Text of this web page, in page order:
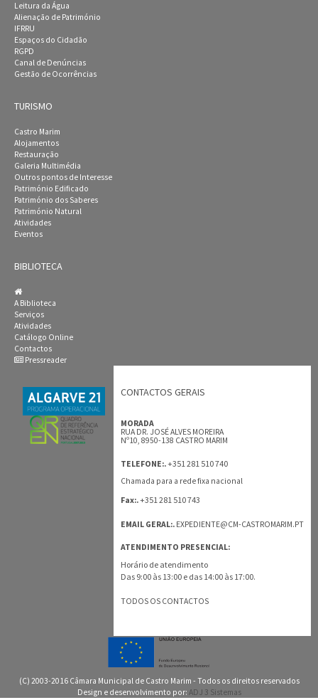
Leitura da Água
Alienação de Património
IFRRU
Espaços do Cidadão
RGPD
Canal de Denúncias
Gestão de Ocorrências
TURISMO
Castro Marim
Alojamentos
Restauração
Galeria Multimédia
Outros pontos de Interesse
Património Edificado
Património dos Saberes
Património Natural
Atividades
Eventos
BIBLIOTECA
A Biblioteca
Serviços
Atividades
Catálogo Online
Contactos
Pressreader
CONTACTOS GERAIS
MORADA
RUA DR. JOSÉ ALVES MOREIRA
Nº10, 8950-138 CASTRO MARIM
TELEFONE:.+351 281 510 740
Chamada para a rede fixa nacional
Fax:.+351 281 510 743
EMAIL GERAL:. EXPEDIENTE@CM-CASTROMARIM.PT
ATENDIMENTO PRESENCIAL:
Horário de atendimento
Das 9:00 às 13:00 e das 14:00 às 17:00.
TODOS OS CONTACTOS
(C) 2003-2016 Câmara Municipal de Castro Marim - Todos os direitos reservados
Design e desenvolvimento por: ADJ 3 Sistemas